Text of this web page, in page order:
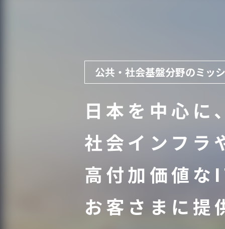
公共・社会基盤分野のミッ
日本を中心に
社会インフラ
高付加価値な
お客さまに提